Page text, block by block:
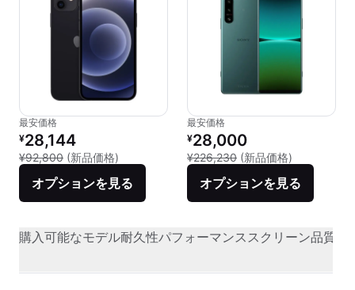
最安価格
リファービッシュ品の価格：
¥28,144
¥92,800 (新品価格) 新品との比較：¥92,800
オプションを見る
最安価格
リファービッシュ品の価格：
¥28,000
¥226,230 (新品価格)
オプションを見る
購入可能なモデル耐久性パフォーマンススクリーン品質